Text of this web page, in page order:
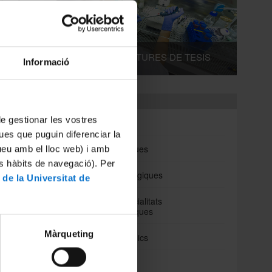
Informació
gestionar les vostres
que puguin diferenciar la
amb el lloc web) i amb
hàbits de navegació). Per
la Universitat de
Màrqueting
i
DIPÒSITS I LECTURES DE TESIS
Biomedicina
Ciències Clíniques
Ciències Fisiològiques
Cirurgia i Especialitats
Medicoquirúrgiques
Fonaments Clinics
Medicina